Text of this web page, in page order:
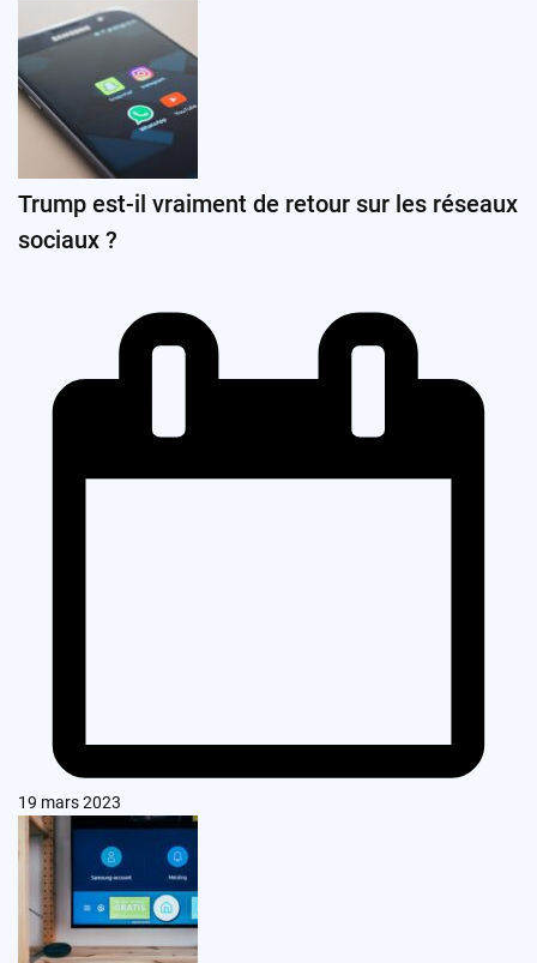
Trump est-il vraiment de retour sur les réseaux
sociaux ?
19 mars 2023